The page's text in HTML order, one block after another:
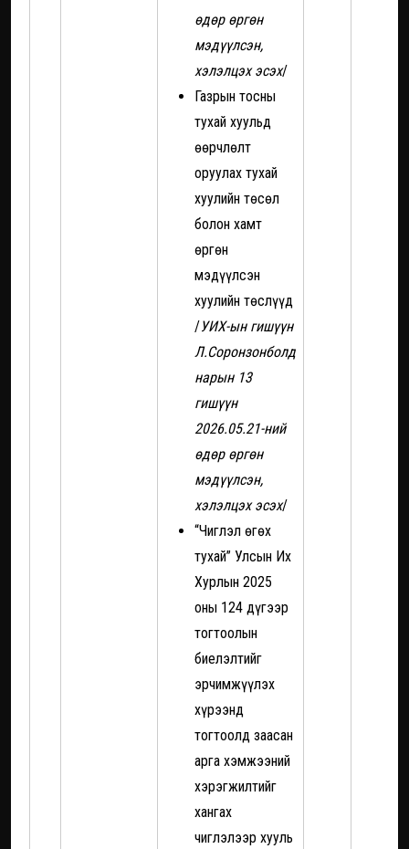
өдөр өргөн
мэдүүлсэн,
хэлэлцэх эсэх/
Газрын тосны
тухай хуульд
өөрчлөлт
оруулах тухай
хуулийн төсөл
болон хамт
өргөн
мэдүүлсэн
хуулийн төслүүд
/УИХ-ын гишүүн
Л.Соронзонболд
нарын 13
гишүүн
2026.05.21-ний
өдөр өргөн
мэдүүлсэн,
хэлэлцэх эсэх/
“Чиглэл өгөх
тухай” Улсын Их
Хурлын 2025
оны 124 дүгээр
тогтоолын
биелэлтийг
эрчимжүүлэх
хүрээнд
тогтоолд заасан
арга хэмжээний
хэрэгжилтийг
хангах
чиглэлээр хууль